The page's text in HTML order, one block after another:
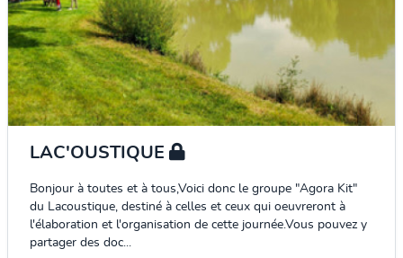
LAC'OUSTIQUE
Bonjour à toutes et à tous,Voici donc le groupe "Agora Kit"
du Lacoustique, destiné à celles et ceux qui oeuvreront à
l'élaboration et l'organisation de cette journée.Vous pouvez y
partager des doc...